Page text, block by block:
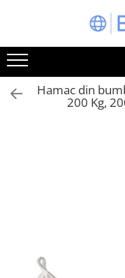
Toate Produsele
Articole animale
Adapatoare animale
Articole bucatarie
Hamac din
200 Kg,